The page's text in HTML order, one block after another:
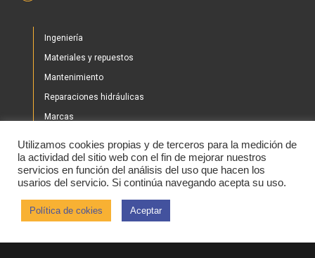
Ingeniería
Materiales y repuestos
Mantenimiento
Reparaciones hidráulicas
Marcas
Tienda
Noticias
2020 © IHBER
Utilizamos cookies propias y de terceros para la medición de
la actividad del sitio web con el fin de mejorar nuestros
servicios en función del análisis del uso que hacen los
usarios del servicio. Si continúa navegando acepta su uso.
Política de cokies Aceptar